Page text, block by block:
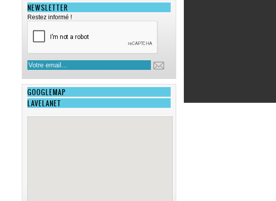
NEWSLETTER
Restez informé !
GOOGLEMAP
LAVELANET